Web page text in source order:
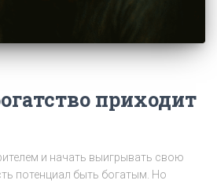
приходит
и начать выигрывать свою
потенциал быть богатым. Но